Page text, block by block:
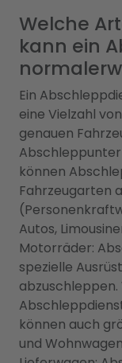
Welche
kann ein
Ein
eine Vielzahl
genauen
können
Fahrzeugarten
Autos,
Motorräder:
spezielle
können auch
und